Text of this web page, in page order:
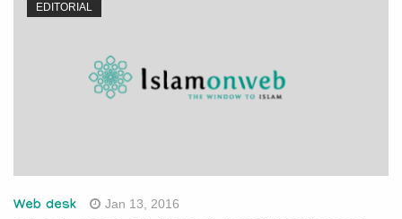
EDITORIAL
Web desk Jan 13, 2016